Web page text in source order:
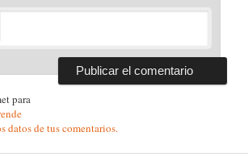
para
datos de tus comentarios.